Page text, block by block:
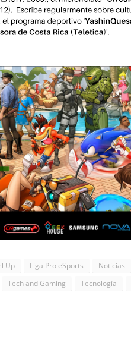
Up Liga Pro eSports Noticias
Tech and Gaming Tecnología